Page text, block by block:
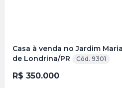
Casa à venda no Jardim
de Londrina/PR
Cód. 9301
R$ 350.000